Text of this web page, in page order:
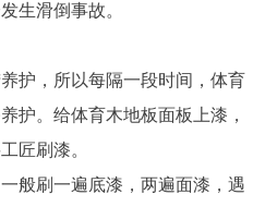
生滑倒事故。
护，所以每隔一段时间，体育
护。给体育木地板面板上漆，
匠刷漆。
般刷一遍底漆，两遍面漆，遇